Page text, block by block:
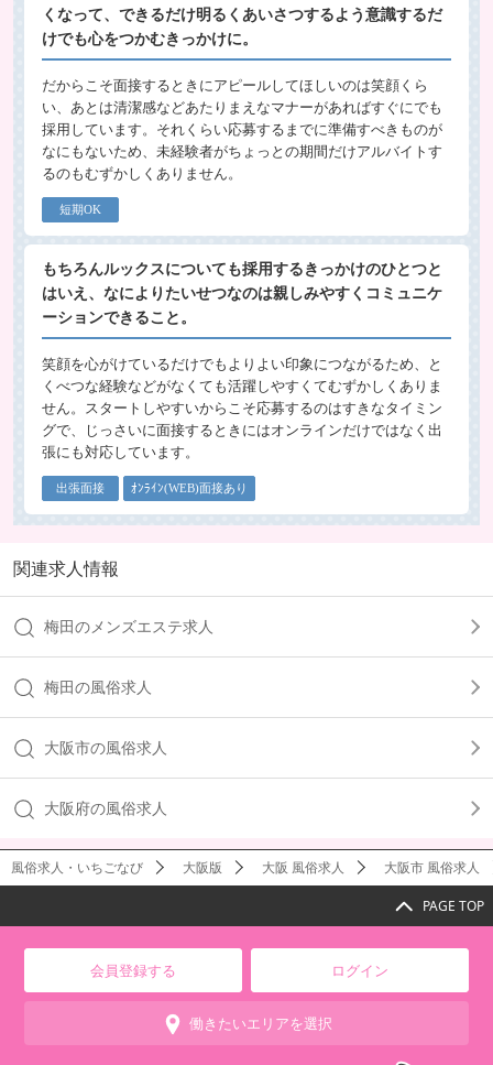
くなって、できるだけ明るくあいさつするよう意識するだ
けでも心をつかむきっかけに。
だからこそ面接するときにアピールしてほしいのは笑顔くら
い、あとは清潔感などあたりまえなマナーがあればすぐにでも
採用しています。それくらい応募するまでに準備すべきものが
なにもないため、未経験者がちょっとの期間だけアルバイトす
るのもむずかしくありません。
短期OK
もちろんルックスについても採用するきっかけのひとつと
はいえ、なによりたいせつなのは親しみやすくコミュニケ
ーションできること。
笑顔を心がけているだけでもよりよい印象につながるため、と
くべつな経験などがなくても活躍しやすくてむずかしくありま
せん。スタートしやすいからこそ応募するのはすきなタイミン
グで、じっさいに面接するときにはオンラインだけではなく出
張にも対応しています。
出張面接 ｵﾝﾗｲﾝ(WEB)面接あり
関連求人情報
梅田のメンズエステ求人
梅田の風俗求人
大阪市の風俗求人
大阪府の風俗求人
風俗求人・いちごなび 大阪版 大阪 風俗求人 大阪市 風俗求人
PAGE TOP
会員登録する ログイン
働きたいエリアを選択